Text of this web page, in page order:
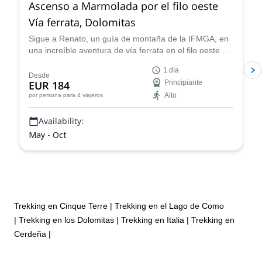
Ascenso a Marmolada por el filo oeste
Vía ferrata, Dolomitas
Sigue a Renato, un guía de montaña de la IFMGA, en
una increíble aventura de vía ferrata en el filo oeste del
Desde
EUR 184
por persona para 4 viajeros
1 día
Principiante
Alto
Availability:
May - Oct
Trekking en Cinque Terre | Trekking en el Lago de Como
| Trekking en los Dolomitas | Trekking en Italia | Trekking en
Cerdeña |